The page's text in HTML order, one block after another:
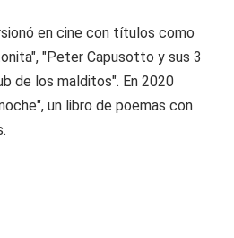
en cine con títulos como
"Peter Capusotto y sus 3
de los malditos". En 2020
un libro de poemas con